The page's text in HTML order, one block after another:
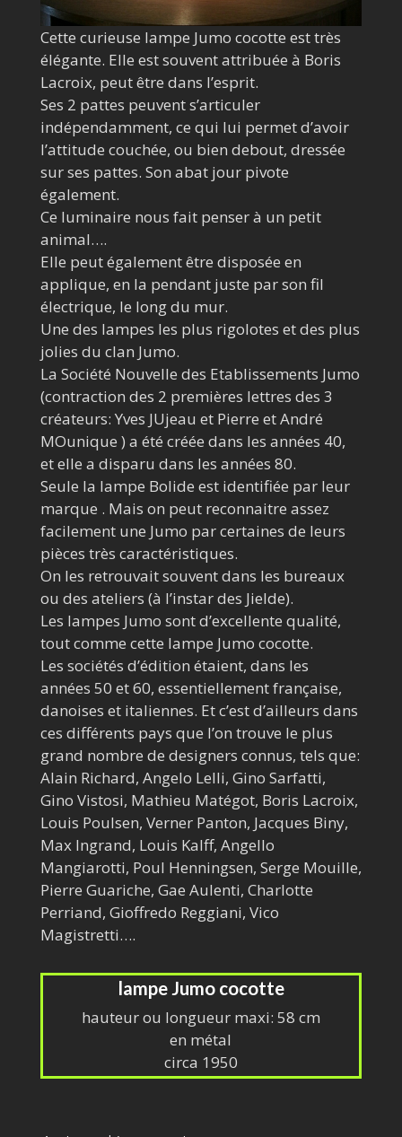
Cette curieuse lampe Jumo cocotte est très
élégante. Elle est souvent attribuée à Boris
Lacroix, peut être dans l’esprit.
Ses 2 pattes peuvent s’articuler
indépendamment, ce qui lui permet d’avoir
l’attitude couchée, ou bien debout, dressée
sur ses pattes. Son abat jour pivote
également.
Ce luminaire nous fait penser à un petit
animal….
Elle peut également être disposée en
applique, en la pendant juste par son fil
électrique, le long du mur.
Une des lampes les plus rigolotes et des plus
jolies du clan Jumo.
La Société Nouvelle des Etablissements Jumo
(contraction des 2 premières lettres des 3
créateurs: Yves JUjeau et Pierre et André
MOunique ) a été créée dans les années 40,
et elle a disparu dans les années 80.
Seule la lampe Bolide est identifiée par leur
marque . Mais on peut reconnaitre assez
facilement une Jumo par certaines de leurs
pièces très caractéristiques.
On les retrouvait souvent dans les bureaux
ou des ateliers (à l’instar des Jielde).
Les lampes Jumo sont d’excellente qualité,
tout comme cette lampe Jumo cocotte.
Les sociétés d’édition étaient, dans les
années 50 et 60, essentiellement française,
danoises et italiennes. Et c’est d’ailleurs dans
ces différents pays que l’on trouve le plus
grand nombre de designers connus, tels que:
Alain Richard, Angelo Lelli, Gino Sarfatti,
Gino Vistosi, Mathieu Matégot, Boris Lacroix,
Louis Poulsen, Verner Panton, Jacques Biny,
Max Ingrand, Louis Kalff, Angello
Mangiarotti, Poul Henningsen, Serge Mouille,
Pierre Guariche, Gae Aulenti, Charlotte
Perriand, Gioffredo Reggiani, Vico
Magistretti….
lampe Jumo cocotte
hauteur ou longueur maxi: 58 cm
en métal
circa 1950